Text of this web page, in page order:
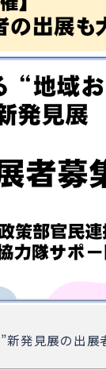
新発見展の出展